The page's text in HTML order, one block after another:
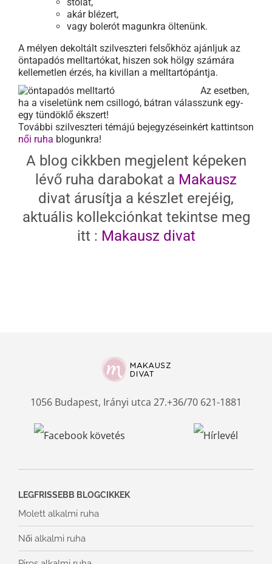
akár blézert,
vagy bolerót magunkra öltenünk.
A mélyen dekoltált szilveszteri felsőkhöz ajánljuk az
öntapadós melltartókat, hiszen sok hölgy számára
kellemetlen érzés, ha kivillan a melltartópántja.
Az esetben,
ha a viseletünk nem csillogó, bátran válasszunk egy-
egy tündöklő ékszert!
További szilveszteri témájú bejegyzéseinkért kattintson
női ruha blogunkra!
A blog cikkben megjelent képeken
lévő ruha darabokat a Makausz
divat árusítja a készlet erejéig,
aktuális kollekciónkat tekintse meg
itt : Makausz divat
1056 Budapest, Irányi utca 27.+36/70 621-1881
LEGFRISSEBB BLOGCIKKEK
Molett alkalmi ruha
Női alkalmi ruha